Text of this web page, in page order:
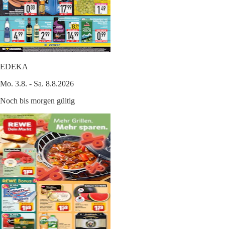
EDEKA
Mo. 3.8. - Sa. 8.8.2026
Noch bis morgen gültig